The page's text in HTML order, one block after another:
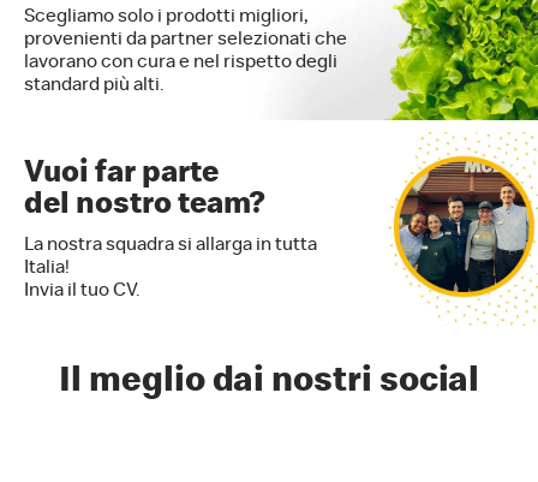
Scegliamo solo i prodotti migliori,
provenienti da partner selezionati che
lavorano con cura e nel rispetto degli
standard più alti.
Vuoi far parte
del nostro team?
La nostra squadra si allarga in tutta
Italia!
Invia il tuo CV.
Il meglio dai nostri social